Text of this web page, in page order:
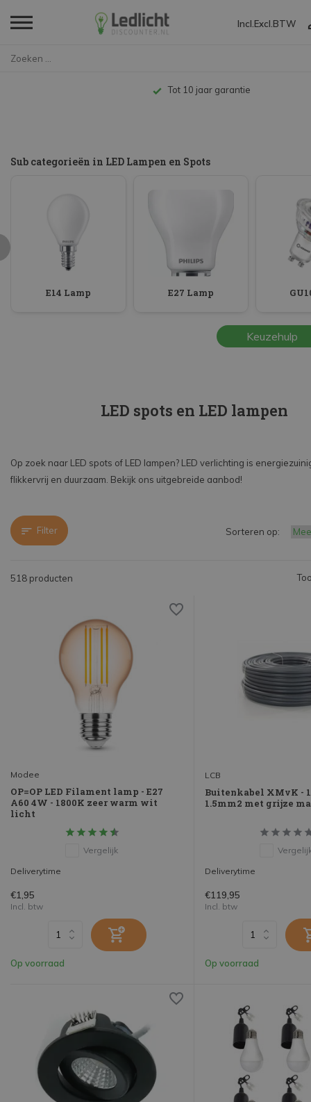
Incl. Excl. BTW
Tot 10 jaar garantie
Sub categorieën in LED Lampen en Spots
E14 Lamp E27 Lamp
Beantwoord een paar vragen en vind de beste
lamp voor jou in LED spots en LED lampen.
Keuzehulp
LED spots en LED lampen
Op zoek naar LED spots of LED lampen? LED verlichting is
flikkervrij en duurzaam. Bekijk ons uitgebreide aanbod!
Filter
518 producten
Sorteren op:
Modee
OP=OP LED Filament lamp - E27
A60 4W - 1800K zeer warm wit
licht
Vergelijk
Deliverytime
€1,95
Incl. btw
Op voorraad
LCB
Buitenkabel XMvK -
1.5mm2 met grijze
Deliverytime
€119,95
Incl. btw
Op voorraad